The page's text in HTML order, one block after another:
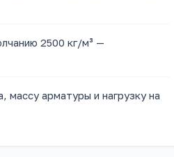
2500 кг/м³ —
арматуры и нагрузку на